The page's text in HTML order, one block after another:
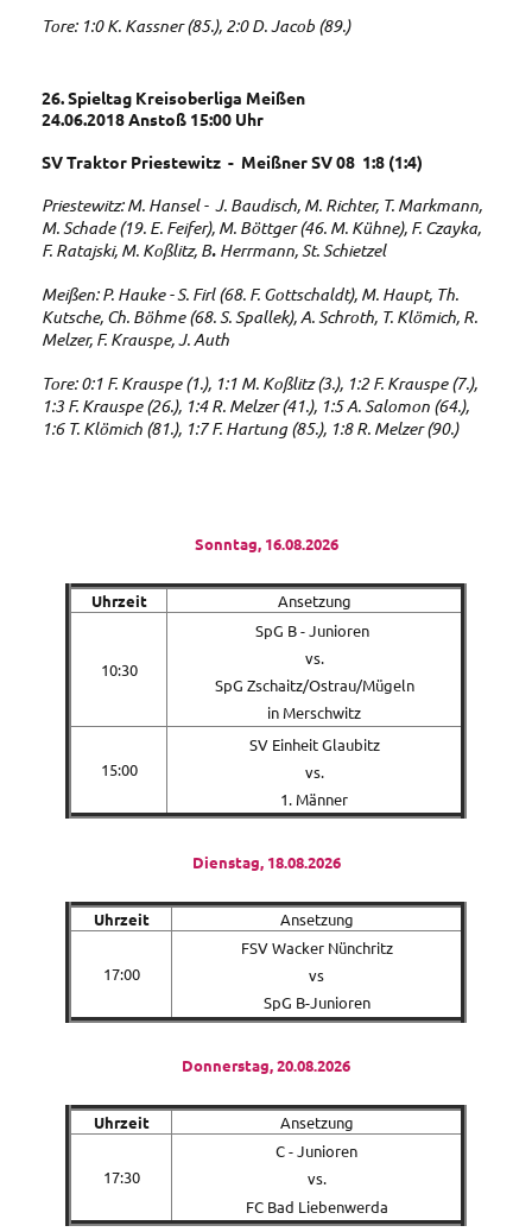
Tore: 1:0 K. Kassner (85.), 2:0 D. Jacob (89.)
26. Spieltag Kreisoberliga Meißen
24.06.2018 Anstoß 15:00 Uhr
SV Traktor Priestewitz - Meißner SV 08 1:8 (1:4)
Priestewitz: M. Hansel - J. Baudisch, M. Richter, T. Markmann,
M. Schade (19. E. Feifer), M. Böttger (46. M. Kühne), F. Czayka,
F. Ratajski, M. Koßlitz, B. Herrmann, St. Schietzel
Meißen: P. Hauke - S. Firl (68. F. Gottschaldt), M. Haupt, Th.
Kutsche, Ch. Böhme (68. S. Spallek), A. Schroth, T. Klömich, R.
Melzer, F. Krauspe, J. Auth
Tore: 0:1 F. Krauspe (1.), 1:1 M. Koßlitz (3.), 1:2 F. Krauspe (7.),
1:3 F. Krauspe (26.), 1:4 R. Melzer (41.), 1:5 A. Salomon (64.),
1:6 T. Klömich (81.), 1:7 F. Hartung (85.), 1:8 R. Melzer (90.)
Sonntag, 16.08.2026
Uhrzeit Ansetzung
10:30
SpG B - Junioren
vs.
SpG Zschaitz/Ostrau/Mügeln
in Merschwitz
15:00
SV Einheit Glaubitz
vs.
1. Männer
Dienstag, 18.08.2026
Uhrzeit Ansetzung
17:00
FSV Wacker Nünchritz
vs
SpG B-Junioren
Donnerstag, 20.08.2026
Uhrzeit Ansetzung
17:30
C - Junioren
vs.
FC Bad Liebenwerda